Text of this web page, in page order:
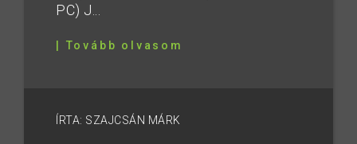
PC) J...
| Tovább olvasom
ÍRTA: SZAJCSÁN MÁRK